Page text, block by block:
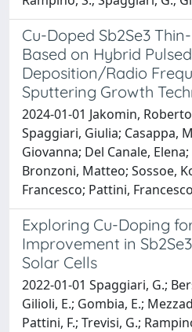
Cu-Doped Sb2Se3
Based on Hybrid
Deposition/Radio
Sputtering Growth
2024-01-01 Jakomin,
Spaggiari, Giulia; Casappa,
Giovanna; Del Canale,
Bronzoni, Matteo; Sossoe,
Francesco; Pattini, Francesco
Exploring Cu-Doping
Improvement in
Solar Cells
2022-01-01 Spaggiari, G.;
Gilioli, E.; Gombia, E.;
Pattini, F.; Trevisi, G.;